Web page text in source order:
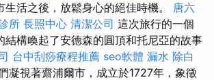
生活之後，放鬆身心的絕佳時機。 唐六
所 長照中心 清潔公司 這次旅行的一個
結構喚起了安德森的圓頂和托尼亞的故事
台中刮痧療程推薦 seo軟體 漏水 除白
凝視著齋浦爾市，成立於1727年，象徵